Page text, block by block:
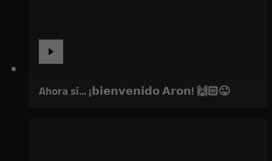
Ahora sí... ¡𝗯𝗶𝗲𝗻𝘃𝗲𝗻𝗶𝗱𝗼 𝗔𝗿𝗼𝗻! 🙌🏻😜